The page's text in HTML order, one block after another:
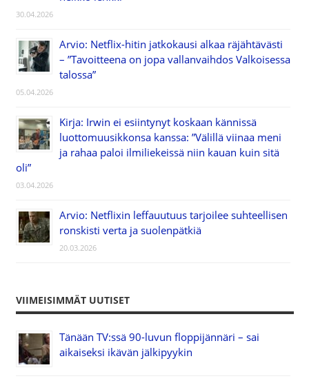
30.04.2026
Arvio: Netflix-hitin jatkokausi alkaa räjähtävästi
– ”Tavoitteena on jopa vallanvaihdos Valkoisessa
talossa”
05.04.2026
Kirja: Irwin ei esiintynyt koskaan kännissä
luottomuusikkonsa kanssa: ”Välillä viinaa meni
ja rahaa paloi ilmiliekeissä niin kauan kuin sitä
oli”
03.04.2026
Arvio: Netflixin leffauutuus tarjoilee suhteellisen
ronskisti verta ja suolenpätkiä
20.03.2026
VIIMEISIMMÄT UUTISET
Tänään TV:ssä 90-luvun floppijännäri – sai
aikaiseksi ikävän jälkipyykin